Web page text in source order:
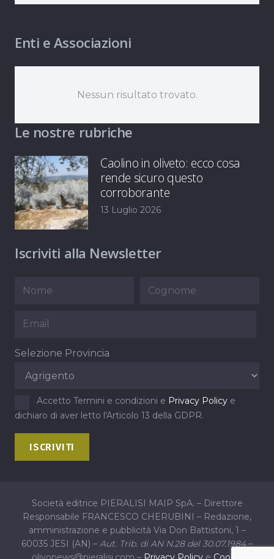
Enti e Associazioni
Nessun risultato trovato.
Le nostre rubriche
Caolino in oliveto: ecco cosa
rende sicuro questo
corroborante
13 Luglio 2026
Iscriviti alla Newsletter
Selezione Provincia
Accetto Termini e condizioni e Privacy Policy e
dichiaro di aver letto l'Articolo 13 della GDPR.
Società editrice PIERALISI MAIP SpA. – Direttore
Responsabile FRANCESCO CHERUBINI – Redazione,
amministrazione e pubblicità Via Don Battistoni, 1 –
60035 JESI (AN) – Aut. Trib. di AN N.28 del 30.07.1984–